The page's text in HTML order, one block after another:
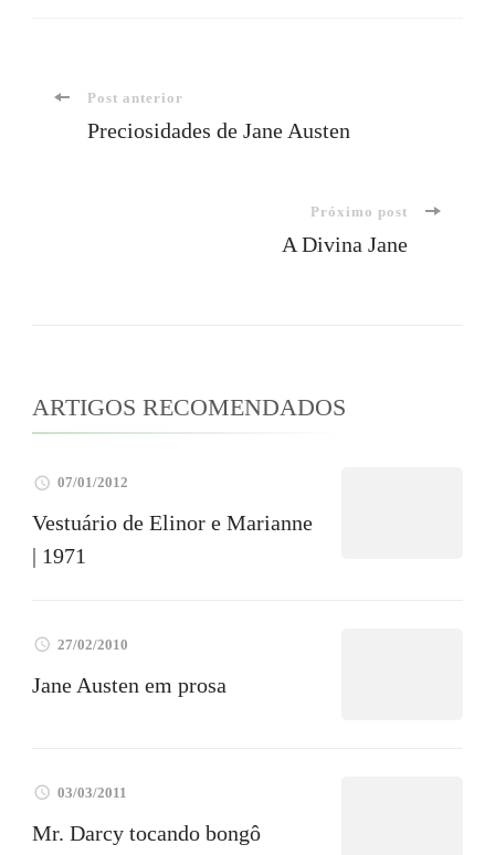
Navegação
Post anterior
Preciosidades de Jane Austen
Próximo post
A Divina Jane
ARTIGOS RECOMENDADOS
07/01/2012
Vestuário de Elinor e Marianne
| 1971
27/02/2010
Jane Austen em prosa
03/03/2011
Mr. Darcy tocando bongô